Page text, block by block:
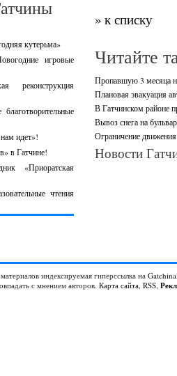
кутерьма»
игровые
реконструкция
благотворительные
идет»!
в Гатчине!
«Приоратская
чтения
» к списку
Читайте
Пропавшую 3 месяца
Плановая эвакуация
В Гатчинском районе
Вывоз снега на
Ограничение
Новости
индексируемая гиперссылка на
с мнением авторов. Карта сайта, RSS,